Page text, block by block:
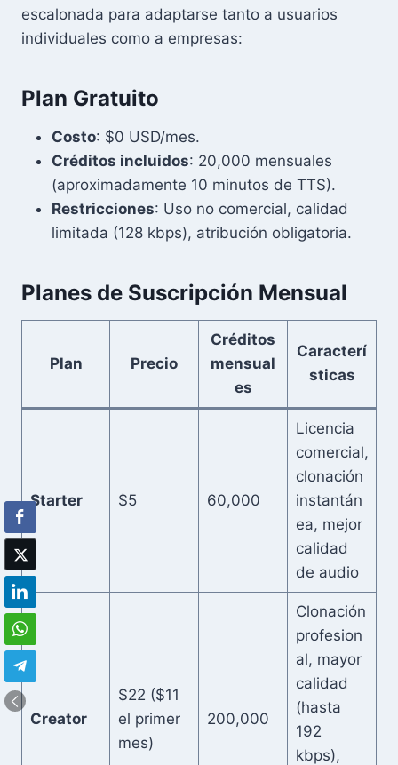
escalonada para adaptarse tanto a usuarios
individuales como a empresas:
Plan Gratuito
Costo: $0 USD/mes.
Créditos incluidos: 20,000 mensuales
(aproximadamente 10 minutos de TTS).
Restricciones: Uso no comercial, calidad
limitada (128 kbps), atribución obligatoria.
Planes de Suscripción Mensual
Plan Precio
Créditos
mensual
es
Caracterí
sticas
Starter $5 60,000
Licencia
comercial,
clonación
instantán
ea, mejor
calidad
de audio
Creator
$22 ($11
el primer
mes)
200,000
Clonación
profesion
al, mayor
calidad
(hasta
192
kbps),